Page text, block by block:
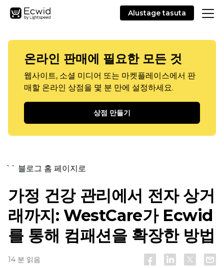
Alustage tasuta
온라인 판매에 필요한 모든 것
웹사이트, 소셜 미디어 또는 마켓플레이스에서 판
매할 온라인 상점을 몇 분 만에 설정하세요.
상점 만들기
`` 블로그 홈 페이지로
가정 건강 관리에서 전자 상거
래까지: WestCare가 Ecwid
를 통해 컴패션을 확장한 방법
14 분 읽음